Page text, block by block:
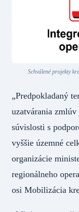
Schválené projekty
„Predpokladaný
uzatvárania
súvislosti s
vyššie územné
organizácie
regionálneho
osi Mobilizácia